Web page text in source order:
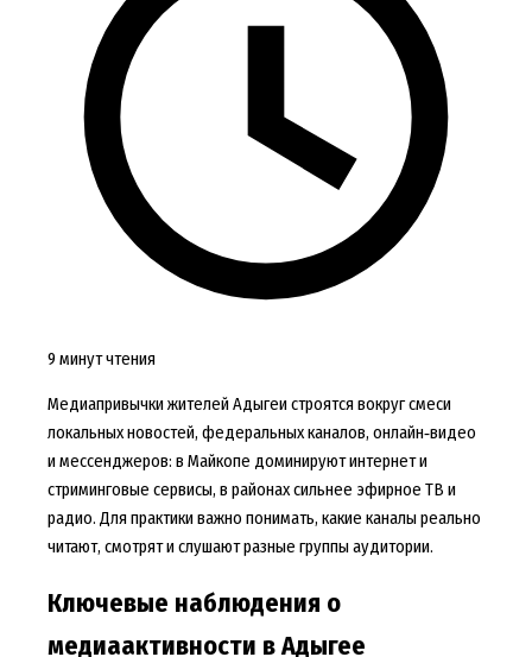
9 минут чтения
Медиапривычки жителей Адыгеи строятся вокруг смеси
локальных новостей, федеральных каналов, онлайн‑видео
и мессенджеров: в Майкопе доминируют интернет и
стриминговые сервисы, в районах сильнее эфирное ТВ и
радио. Для практики важно понимать, какие каналы реально
читают, смотрят и слушают разные группы аудитории.
Ключевые наблюдения о
медиаактивности в Адыгее